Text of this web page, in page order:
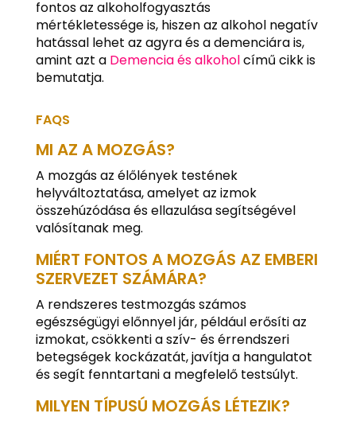
fontos az alkoholfogyasztás
mértékletessége is, hiszen az alkohol negatív
hatással lehet az agyra és a demenciára is,
amint azt a Demencia és alkoholcímű cikk is
bemutatja.
FAQS
MI AZ A MOZGÁS?
A mozgás az élőlények testének
helyváltoztatása, amelyet az izmok
összehúzódása és ellazulása segítségével
valósítanak meg.
MIÉRT FONTOS A MOZGÁS AZ EMBERI
SZERVEZET SZÁMÁRA?
A rendszeres testmozgás számos
egészségügyi előnnyel jár, például erősíti az
izmokat, csökkenti a szív- és érrendszeri
betegségek kockázatát, javítja a hangulatot
és segít fenntartani a megfelelő testsúlyt.
MILYEN TÍPUSÚ MOZGÁS LÉTEZIK?